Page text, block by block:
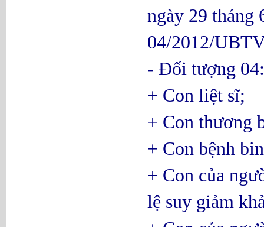
ngày 29 tháng
04/2012/
- Đối tượng 04:
+ Con liệt sĩ;
+ Con thương
+ Con bệnh
+ Con của
lệ suy giảm